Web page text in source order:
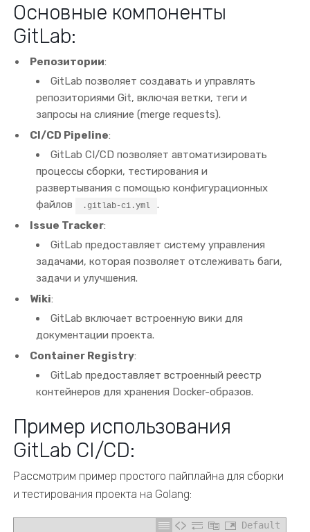
Основные компоненты
GitLab:
Репозитории:
GitLab позволяет создавать и управлять
репозиториями Git, включая ветки, теги и
запросы на слияние (merge requests).
CI/CD Pipeline:
GitLab CI/CD позволяет автоматизировать
процессы сборки, тестирования и
развертывания с помощью конфигурационных
файлов
.gitlab-ci.yml
.
Issue Tracker:
GitLab предоставляет систему управления
задачами, которая позволяет отслеживать баги,
задачи и улучшения.
Wiki:
GitLab включает встроенную вики для
документации проекта.
Container Registry:
GitLab предоставляет встроенный реестр
контейнеров для хранения Docker-образов.
Пример использования
GitLab CI/CD:
Рассмотрим пример простого пайплайна для сборки
и тестирования проекта на Golang:
Default